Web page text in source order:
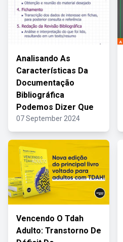
Analisando As
Características Da
Documentação
Bibliográfica
Podemos Dizer Que
07 September 2024
Vencendo O Tdah
Adulto: Transtorno De